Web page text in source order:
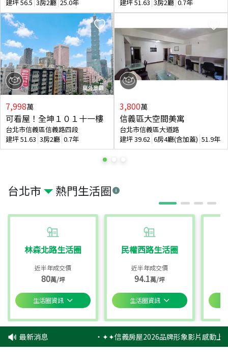
台北市 熱門生活圈
林森北路生活圈
近半年成交價
80萬/坪
生活圈資訊
民權西路生活圈
近半年成交價
94.1萬/坪
生活圈資訊
建坪56.5 3房2廳 25.0年
7,998萬
可看屋！全坤１０１十一樓
台北市信義區信義路四段
建坪51.63 3房2廳 0.7年
建坪51.63 3房2廳 0.7年
3,800萬
信義區大空間美寓
台北市信義區大道路
建坪39.62 6房4廳(含加蓋) 51.9年
最新消息 ‧✦✦信義房屋2026品牌形象影片感動上